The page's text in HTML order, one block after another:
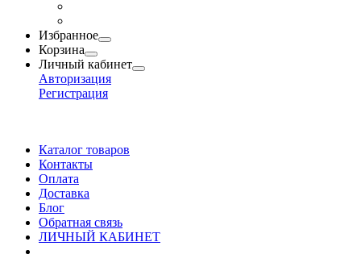
Избранное
Корзина
Личный кабинет
Авторизация
Регистрация
Каталог товаров
Контакты
Оплата
Доставка
Блог
Обратная связь
ЛИЧНЫЙ КАБИНЕТ